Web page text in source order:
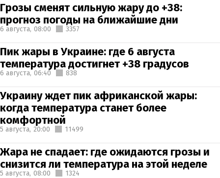
Грозы сменят сильную жару до +38:
прогноз погоды на ближайшие дни
6 августа, 08:00 3357
Пик жары в Украине: где 6 августа
температура достигнет +38 градусов
6 августа, 06:40 838
Украину ждет пик африканской жары:
когда температура станет более
комфортной
5 августа, 20:00 11499
Жара не спадает: где ожидаются грозы и
снизится ли температура на этой неделе
5 августа, 08:00 1324